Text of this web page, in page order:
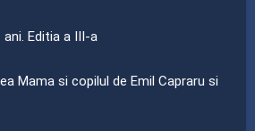
Editia a III-a
Mama si copilul de Emil Capraru si